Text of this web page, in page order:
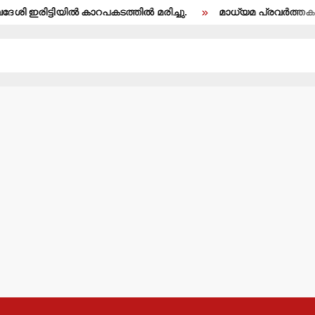
ഇരിട്ടിയില്‍ കാറപകടത്തില്‍ മരിച്ചു. മാധ്യമ പ്രവര്‍ത്തകന്‍